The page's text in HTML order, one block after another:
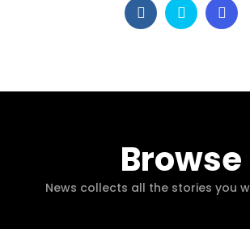
Browse
News collects all the stories you